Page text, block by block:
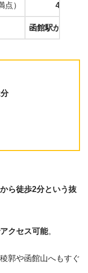
） 4.16
函館駅から徒歩
ら徒歩2分という抜
クセス可能。
郭や函館山へもすぐ